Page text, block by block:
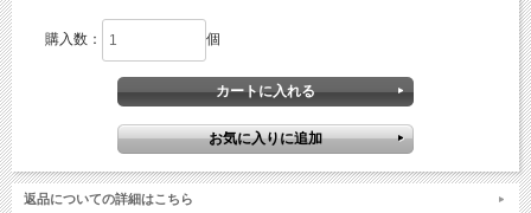
購入数： 個
返品についての詳細はこちら